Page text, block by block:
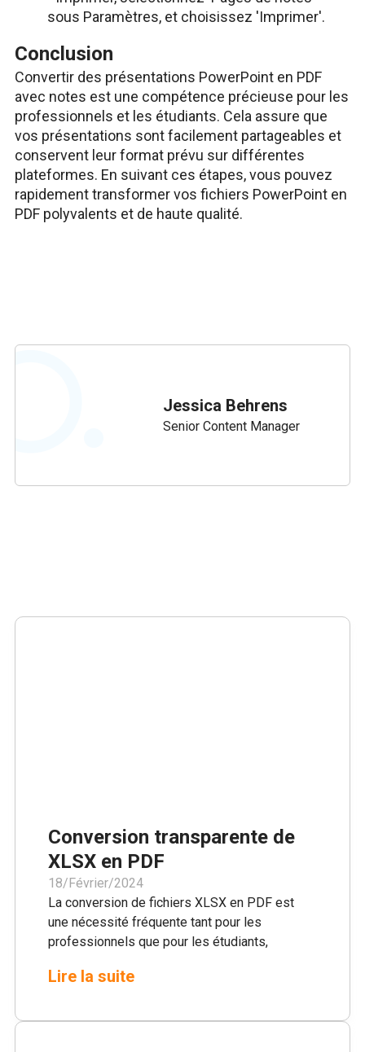
sous Paramètres, et choisissez 'Imprimer'.
Conclusion
Convertir des présentations PowerPoint en PDF
avec notes est une compétence précieuse pour les
professionnels et les étudiants. Cela assure que
vos présentations sont facilement partageables et
conservent leur format prévu sur différentes
plateformes. En suivant ces étapes, vous pouvez
rapidement transformer vos fichiers PowerPoint en
PDF polyvalents et de haute qualité.
Jessica Behrens
Senior Content Manager
Conversion transparente de
XLSX en PDF
18/Février/2024
La conversion de fichiers XLSX en PDF est
une nécessité fréquente tant pour les
professionnels que pour les étudiants,
documents partagés. Cependant, ce processus
de mise en forme et le besoin de logiciels
Lire la suite